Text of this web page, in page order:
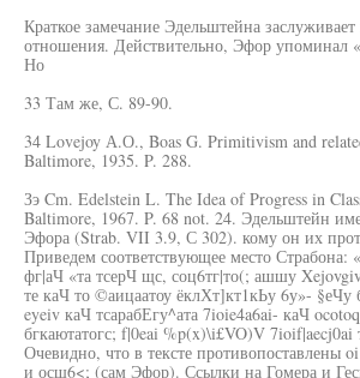
Краткое замечание Эдельштейна
отношения. Действительно, Эфор упоминал
Но
33 Там же, С. 89-90.
34 Lovejoy А.О., Boas G. Primitivism and
Baltimore, 1935. P. 288.
Зэ Cm. Edelstein L. The Idea of Progress in
Baltimore, 1967. P. 68 not. 24. Эдельштейн
Эфора (Strab. VII 3.9, С 302). кому он их
Приведем соответствующее место
фг|аЧ «та тсерЧ щс, соц6тг|то(; ашшу
те каЧ то ©аицаатоу ёклХт]кт1кЬу 6у»- §еЧу
eyeiv каЧ тсарабЕгу^ата 7ioie4a6ai- каЧ
бгкаютатогс; f|0eai %p(x)\i£VO)V
Очевидно, что в тексте противопоставлены
и осш6<; (сам Эфор). Ссылки на Гомера и